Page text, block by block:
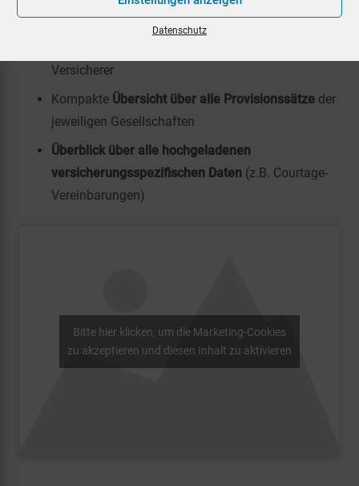
Datenschutz
Tarifvergleichsrechner
Versicherer
Kompakte Übersicht über alle Provisionssätze der
jeweiligen Gesellschaften
Überblick über alle hochgeladenen
versicherungsspezifischen Daten (z.B. Courtage-
Vereinbarungen)
Bitte hier klicken, um die Marketing-Cookies
zu akzeptieren und diesen Inhalt zu aktivieren